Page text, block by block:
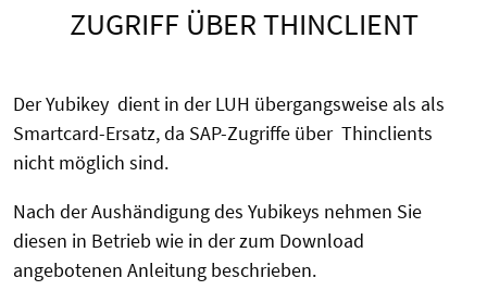
ZUGRIFF ÜBER THINCLIENT
Der Yubikey dient in der LUH übergangsweise als als
Smartcard-Ersatz, da SAP-Zugriffe über Thinclients
nicht möglich sind.
Nach der Aushändigung des Yubikeys nehmen Sie
diesen in Betrieb wie in der zum Download
angebotenen Anleitung beschrieben.